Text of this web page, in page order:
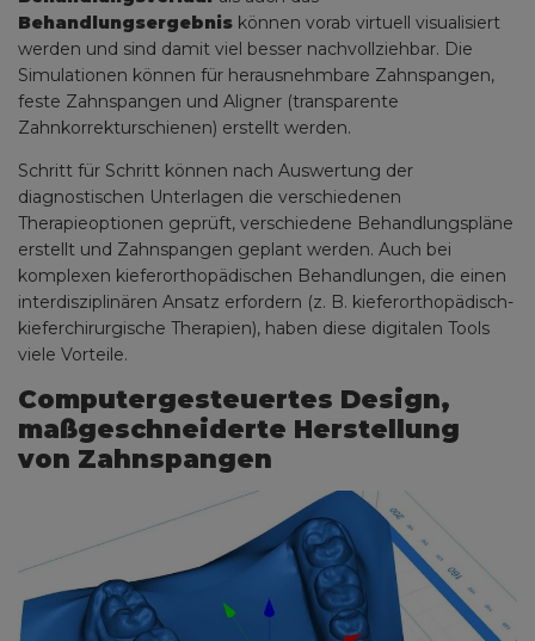
Behandlungsergebnis können vorab virtuell visualisiert
werden und sind damit viel besser nachvollziehbar. Die
Simulationen können für herausnehmbare Zahnspangen,
feste Zahnspangen und Aligner (transparente
Zahnkorrekturschienen) erstellt werden.
Schritt für Schritt können nach Auswertung der
diagnostischen Unterlagen die verschiedenen
Therapieoptionen geprüft, verschiedene Behandlungspläne
erstellt und Zahnspangen geplant werden. Auch bei
komplexen kieferorthopädischen Behandlungen, die einen
interdisziplinären Ansatz erfordern (z. B. kieferorthopädisch-
kieferchirurgische Therapien), haben diese digitalen Tools
viele Vorteile.
Computergesteuertes Design,
maßgeschneiderte Herstellung
von Zahnspangen